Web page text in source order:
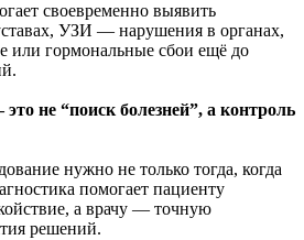
своевременно выявить
УЗИ — нарушения в органах,
или гормональные сбои ещё до
не “поиск болезней”, а контроль
нужно не только тогда, когда
помогает пациенту
а врачу — точную
решений.